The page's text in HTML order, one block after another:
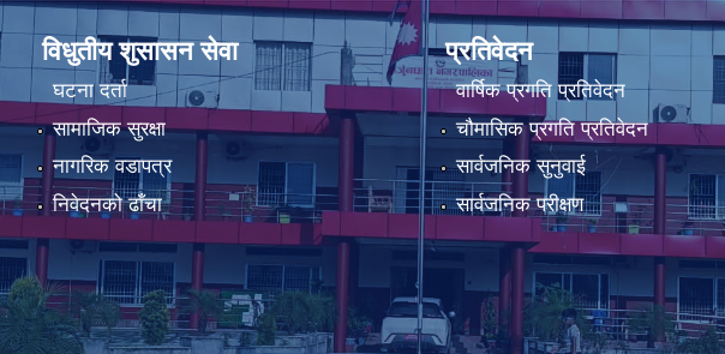
विधुतीय शुसासन सेवा
घटना दर्ता
सामाजिक सुरक्षा
नागरिक वडापत्र
निवेदनको ढाँचा
प्रतिवेदन
वार्षिक प्रगति प्रतिवेदन
चौमासिक प्रगति प्रतिवेदन
सार्वजनिक सुनुवाई
सार्वजनिक परीक्षण